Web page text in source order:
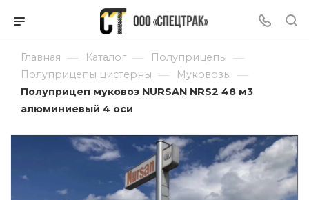
Главная — Каталог — Полуприцепы —
Полуприцепы цистерны — Муковозы —
Полуприцеп муковоз NURSAN NRS2 48 м3
алюминиевый 4 оси